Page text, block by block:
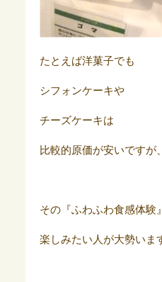
たとえば洋菓子でも
シフォンケーキや
チーズケーキは
比較的原価が安いですが、
その『ふわふわ食感体験
楽しみたい人が大勢いま